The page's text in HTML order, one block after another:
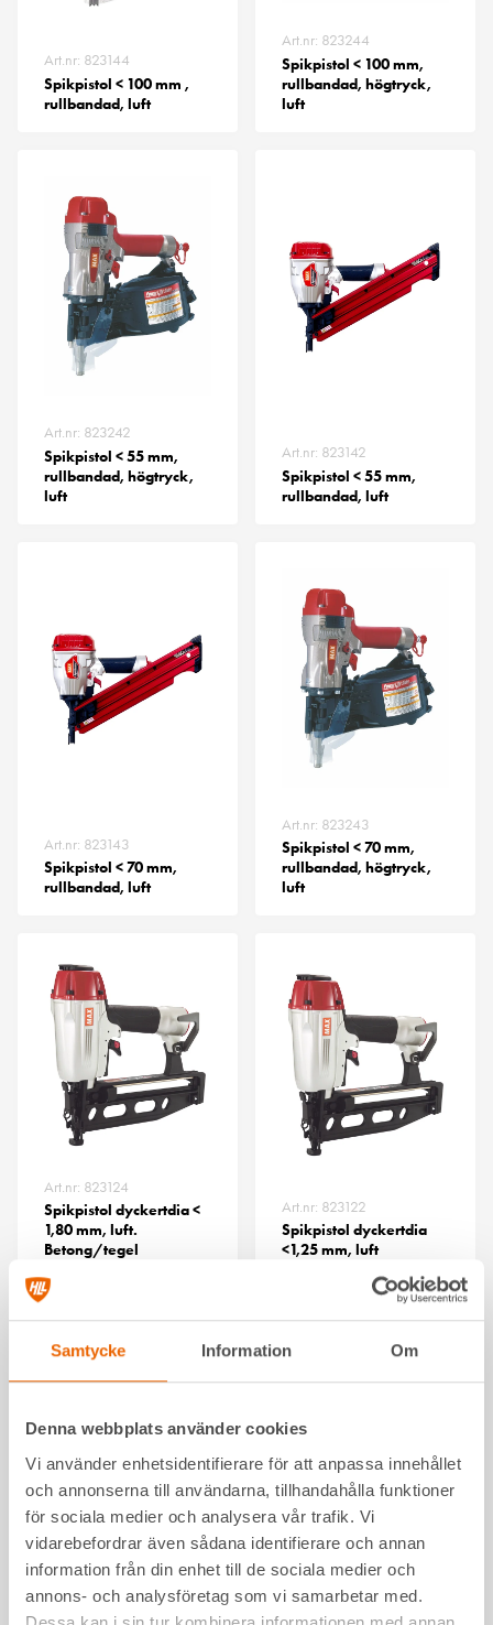
Samtycke Information Om
Denna webbplats använder cookies
Vi använder enhetsidentifierare för att anpassa innehållet
och annonserna till användarna, tillhandahålla funktioner
för sociala medier och analysera vår trafik. Vi
vidarebefordrar även sådana identifierare och annan
information från din enhet till de sociala medier och
annons- och analysföretag som vi samarbetar med.
Art.nr: 823144
Spikpistol < 100 mm ,
rullbandad, luft
Art.nr: 823244
Spikpistol < 100 mm,
rullbandad, högtryck,
luft
Art.nr: 823242
Spikpistol < 55 mm,
rullbandad, högtryck,
luft
Art.nr: 823142
Spikpistol < 55 mm,
rullbandad, luft
Art.nr: 823143
Spikpistol < 70 mm,
rullbandad, luft
Art.nr: 823243
Spikpistol < 70 mm,
rullbandad, högtryck,
luft
Art.nr: 823124
Spikpistol dyckertdia <
1,80 mm, luft.
Betong/tegel
Art.nr: 823122
Spikpistol dyckertdia
<1,25 mm, luft
Art.nr: 823123
<1,60 mm, luft
Art.nr: 823152
mm, luft